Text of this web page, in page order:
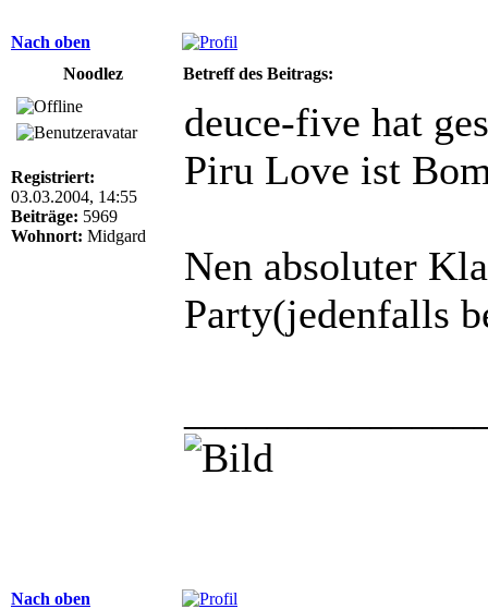
Nach oben
Noodlez
Betreff des Beitrags:
Registriert:
03.03.2004, 14:55
Beiträge: 5969
Wohnort: Midgard
deuce-five hat
Piru Love ist
Nen absoluter
Party(jedenfalls
Nach oben